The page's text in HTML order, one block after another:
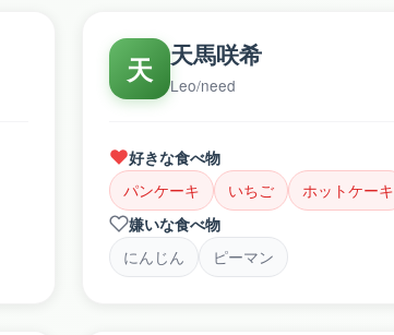
天 天馬咲希
Leo/need
好きな食べ物
パンケーキ
いちご
ホットケーキ
嫌いな食べ物
にんじん
ピーマン